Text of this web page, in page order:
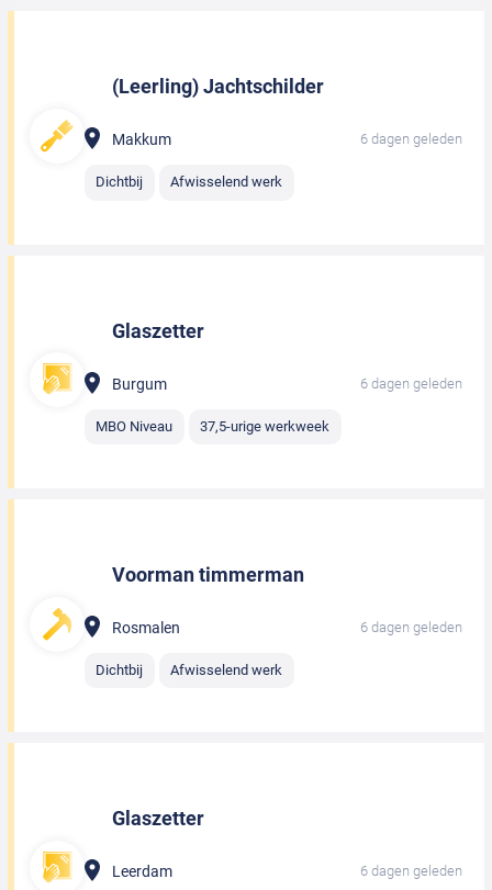
(Leerling) Jachtschilder
Makkum 6 dagen geleden
Dichtbij Afwisselend werk
Glaszetter
Burgum 6 dagen geleden
MBO Niveau 37,5-urige werkweek
Voorman timmerman
Rosmalen 6 dagen geleden
Dichtbij Afwisselend werk
Glaszetter
Leerdam 6 dagen geleden